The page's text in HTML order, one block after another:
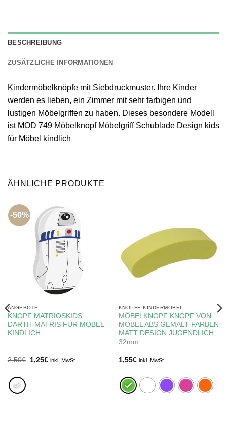
BESCHREIBUNG
ZUSÄTZLICHE INFORMATIONEN
Kindermöbelknöpfe mit Siebdruckmuster. Ihre Kinder
werden es lieben, ein Zimmer mit sehr farbigen und
lustigen Möbelgriffen zu haben. Dieses besondere Modell
ist MOD 749 Möbelknopf Möbelgriff Schublade Design kids
für Möbel kindlich
ÄHNLICHE PRODUKTE
-50%
ANGEBOTE
KNOPF MATRIOSKIDS
DARTH-MATRIS FÜR MÖBEL
KINDLICH
2,50€
Ursprünglicher
1,25€Aktueller
inkl. MwSt.
KNÖPFE KINDERMÖBEL
MÖBELKNOPF KNOPF VON
MÖBEL ABS GEMALT FARBEN
MATT DESIGN JUGENDLICH
32mm
1,55€ inkl. MwSt.